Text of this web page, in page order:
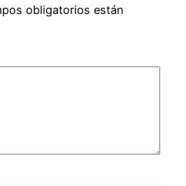
obligatorios están